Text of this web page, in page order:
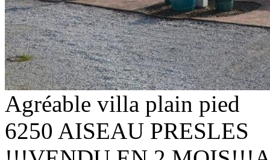
Agréable villa plain pied
6250 AISEAU PRESLES